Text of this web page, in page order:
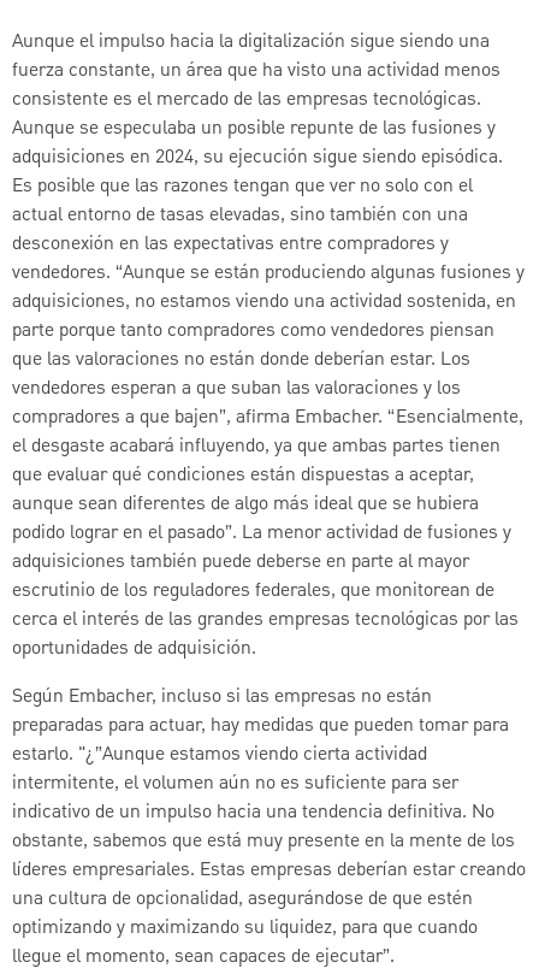
Aunque el impulso hacia la digitalización sigue siendo una
fuerza constante, un área que ha visto una actividad menos
consistente es el mercado de las empresas tecnológicas.
Aunque se especulaba un posible repunte de las fusiones y
adquisiciones en 2024, su ejecución sigue siendo episódica.
Es posible que las razones tengan que ver no solo con el
actual entorno de tasas elevadas, sino también con una
desconexión en las expectativas entre compradores y
vendedores. “Aunque se están produciendo algunas fusiones y
adquisiciones, no estamos viendo una actividad sostenida, en
parte porque tanto compradores como vendedores piensan
que las valoraciones no están donde deberían estar. Los
vendedores esperan a que suban las valoraciones y los
compradores a que bajen”, afirma Embacher. “Esencialmente,
el desgaste acabará influyendo, ya que ambas partes tienen
que evaluar qué condiciones están dispuestas a aceptar,
aunque sean diferentes de algo más ideal que se hubiera
podido lograr en el pasado”. La menor actividad de fusiones y
adquisiciones también puede deberse en parte al mayor
escrutinio de los reguladores federales, que monitorean de
cerca el interés de las grandes empresas tecnológicas por las
oportunidades de adquisición.
Según Embacher, incluso si las empresas no están
preparadas para actuar, hay medidas que pueden tomar para
estarlo. "¿”Aunque estamos viendo cierta actividad
intermitente, el volumen aún no es suficiente para ser
indicativo de un impulso hacia una tendencia definitiva. No
obstante, sabemos que está muy presente en la mente de los
líderes empresariales. Estas empresas deberían estar creando
una cultura de opcionalidad, asegurándose de que estén
optimizando y maximizando su liquidez, para que cuando
llegue el momento, sean capaces de ejecutar”.